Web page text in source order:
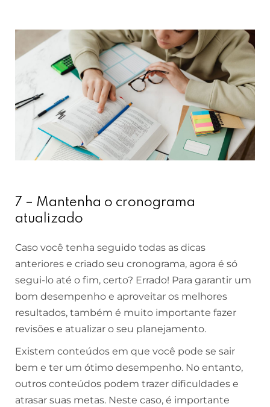
7 – Mantenha o cronograma
atualizado
Caso você tenha seguido todas as dicas
anteriores e criado seu cronograma, agora é só
segui-lo até o fim, certo? Errado! Para garantir um
bom desempenho e aproveitar os melhores
resultados, também é muito importante fazer
revisões e atualizar o seu planejamento.
Existem conteúdos em que você pode se sair
bem e ter um ótimo desempenho. No entanto,
outros conteúdos podem trazer dificuldades e
atrasar suas metas. Neste caso, é importante